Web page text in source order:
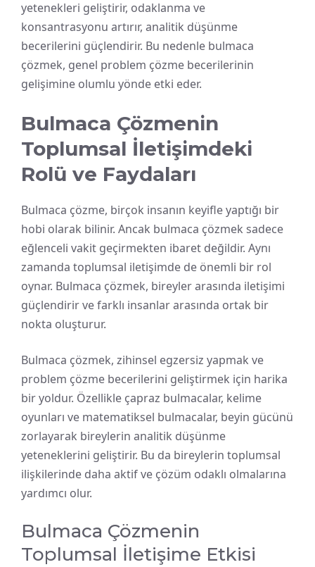
yetenekleri geliştirir, odaklanma ve
konsantrasyonu artırır, analitik düşünme
becerilerini güçlendirir. Bu nedenle bulmaca
çözmek, genel problem çözme becerilerinin
gelişimine olumlu yönde etki eder.
Bulmaca Çözmenin
Toplumsal İletişimdeki
Rolü ve Faydaları
Bulmaca çözme, birçok insanın keyifle yaptığı bir
hobi olarak bilinir. Ancak bulmaca çözmek sadece
eğlenceli vakit geçirmekten ibaret değildir. Aynı
zamanda toplumsal iletişimde de önemli bir rol
oynar. Bulmaca çözmek, bireyler arasında iletişimi
güçlendirir ve farklı insanlar arasında ortak bir
nokta oluşturur.
Bulmaca çözmek, zihinsel egzersiz yapmak ve
problem çözme becerilerini geliştirmek için harika
bir yoldur. Özellikle çapraz bulmacalar, kelime
oyunları ve matematiksel bulmacalar, beyin gücünü
zorlayarak bireylerin analitik düşünme
yeteneklerini geliştirir. Bu da bireylerin toplumsal
ilişkilerinde daha aktif ve çözüm odaklı olmalarına
yardımcı olur.
Bulmaca Çözmenin
Toplumsal İletişime Etkisi